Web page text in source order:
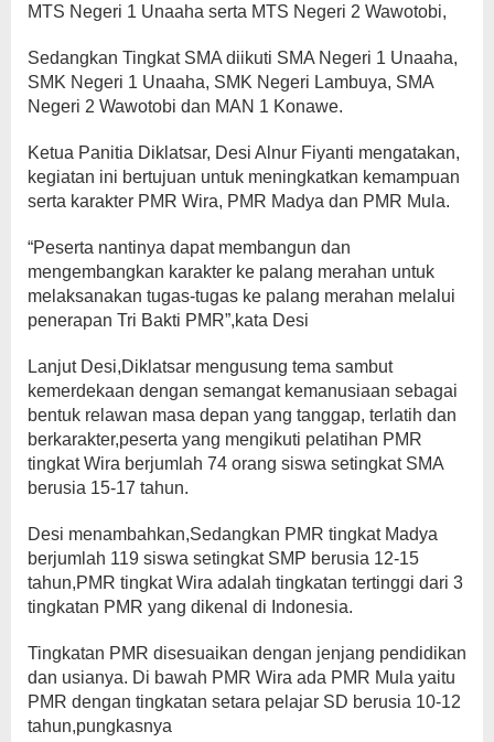
MTS Negeri 1 Unaaha serta MTS Negeri 2 Wawotobi,
Sedangkan Tingkat SMA diikuti SMA Negeri 1 Unaaha,
SMK Negeri 1 Unaaha, SMK Negeri Lambuya, SMA
Negeri 2 Wawotobi dan MAN 1 Konawe.
Ketua Panitia Diklatsar, Desi Alnur Fiyanti mengatakan,
kegiatan ini bertujuan untuk meningkatkan kemampuan
serta karakter PMR Wira, PMR Madya dan PMR Mula.
“Peserta nantinya dapat membangun dan
mengembangkan karakter ke palang merahan untuk
melaksanakan tugas-tugas ke palang merahan melalui
penerapan Tri Bakti PMR”,kata Desi
Lanjut Desi,Diklatsar mengusung tema sambut
kemerdekaan dengan semangat kemanusiaan sebagai
bentuk relawan masa depan yang tanggap, terlatih dan
berkarakter,peserta yang mengikuti pelatihan PMR
tingkat Wira berjumlah 74 orang siswa setingkat SMA
berusia 15-17 tahun.
Desi menambahkan,Sedangkan PMR tingkat Madya
berjumlah 119 siswa setingkat SMP berusia 12-15
tahun,PMR tingkat Wira adalah tingkatan tertinggi dari 3
tingkatan PMR yang dikenal di Indonesia.
Tingkatan PMR disesuaikan dengan jenjang pendidikan
dan usianya. Di bawah PMR Wira ada PMR Mula yaitu
PMR dengan tingkatan setara pelajar SD berusia 10-12
tahun,pungkasnya